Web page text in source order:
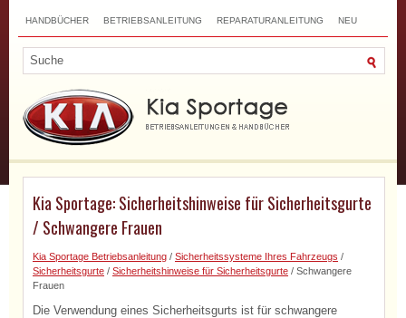
HANDBÜCHER BETRIEBSANLEITUNG REPARATURANLEITUNG NEU
Kia Sportage: Sicherheitshinweise für Sicherheitsgurte
/ Schwangere Frauen
Kia Sportage Betriebsanleitung / Sicherheitssysteme Ihres Fahrzeugs /
Sicherheitsgurte / Sicherheitshinweise für Sicherheitsgurte / Schwangere
Frauen
Die Verwendung eines Sicherheitsgurts ist für schwangere